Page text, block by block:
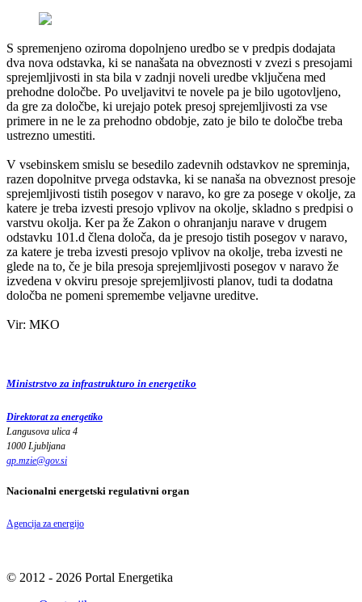
S spremenjeno oziroma dopolnjeno uredbo se v predpis dodajata
dva nova odstavka, ki se nanašata na obveznosti v zvezi s presojami
sprejemljivosti in sta bila v zadnji noveli uredbe vključena med
prehodne določbe. Po uveljavitvi te novele pa je bilo ugotovljeno,
da gre za določbe, ki urejajo potek presoj sprejemljivosti za vse
primere in ne le za prehodno obdobje, zato je bilo te določbe treba
ustrezno umestiti.
V vsebinskem smislu se besedilo zadevnih odstavkov ne spreminja,
razen dopolnitve prvega odstavka, ki se nanaša na obveznost presoje
sprejemljivosti tistih posegov v naravo, ko gre za posege v okolje, za
katere je treba izvesti presojo vplivov na okolje, skladno s predpisi o
varstvu okolja. Ker pa že Zakon o ohranjanju narave v drugem
odstavku 101.d člena določa, da je presojo tistih posegov v naravo,
za katere je treba izvesti presojo vplivov na okolje, treba izvesti ne
glede na to, če je bila presoja sprejemljivosti posegov v naravo že
izvedena v okviru presoje sprejemljivosti planov, tudi ta dodatna
določba ne pomeni spremembe veljavne ureditve.
Vir: MKO
Ministrstvo za infrastrukturo in energetiko
Direktorat za energetiko
Langusova ulica 4
1000 Ljubljana
gp.mzie@gov.si
Nacionalni energetski regulativni organ
Agencija za energijo
© 2012 - 2026 Portal Energetika